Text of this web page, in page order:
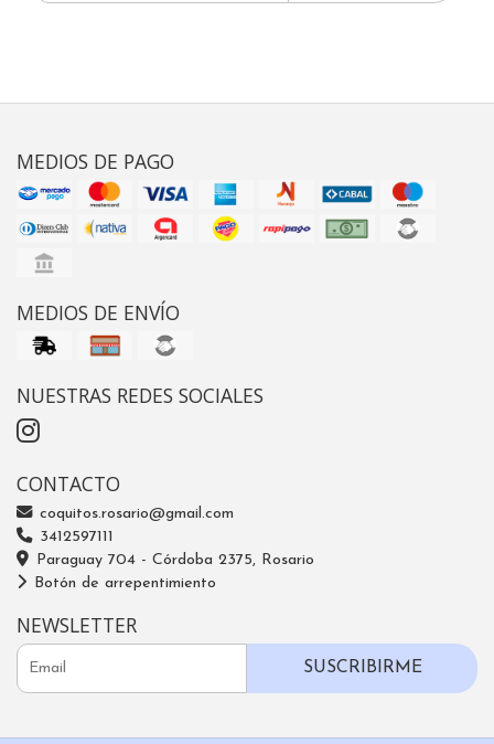
MEDIOS DE PAGO
MEDIOS DE ENVÍO
NUESTRAS REDES SOCIALES
CONTACTO
coquitos.rosario@gmail.com
3412597111
Paraguay 704 - Córdoba 2375, Rosario
Botón de arrepentimiento
NEWSLETTER
SUSCRIBIRME